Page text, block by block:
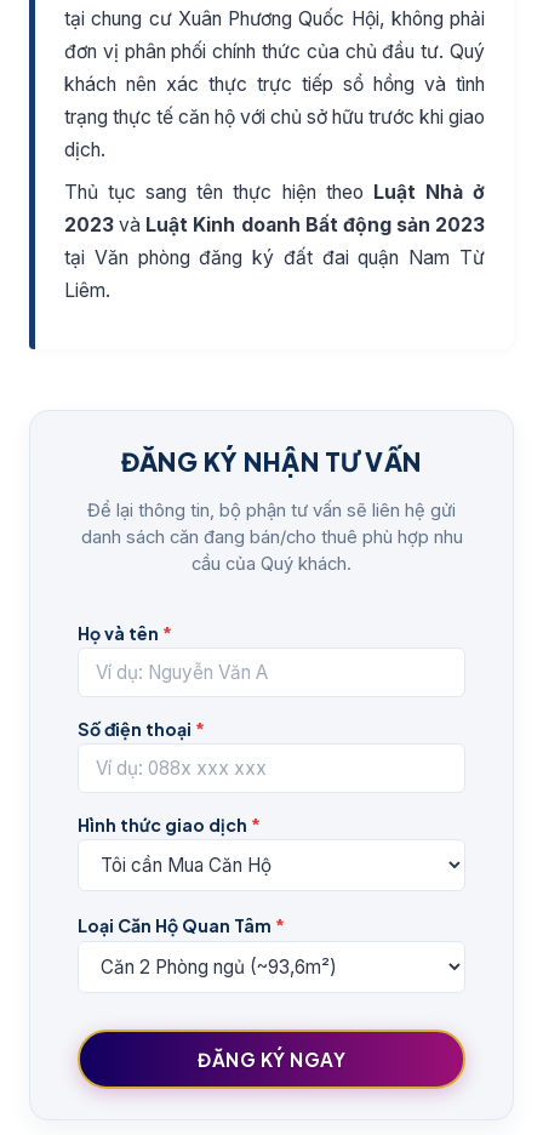
tại chung cư Xuân Phương Quốc Hội, không phải
đơn vị phân phối chính thức của chủ đầu tư. Quý
khách nên xác thực trực tiếp sổ hồng và tình
trạng thực tế căn hộ với chủ sở hữu trước khi giao
dịch.
Thủ tục sang tên thực hiện theo Luật Nhà ở
2023 và Luật Kinh doanh Bất động sản 2023
tại Văn phòng đăng ký đất đai quận Nam Từ
Liêm.
ĐĂNG KÝ NHẬN TƯ VẤN
Để lại thông tin, bộ phận tư vấn sẽ liên hệ gửi
danh sách căn đang bán/cho thuê phù hợp nhu
cầu của Quý khách.
Họ và tên *
Số điện thoại *
Hình thức giao dịch *
Loại Căn Hộ Quan Tâm *
ĐĂNG KÝ NGAY